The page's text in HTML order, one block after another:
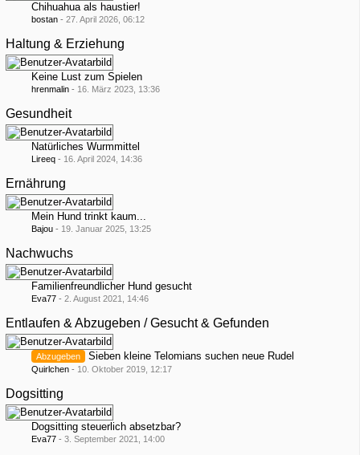
Chihuahua als haustier!
bostan - 27. April 2026, 06:12
Haltung & Erziehung
Keine Lust zum Spielen
hrenmalin - 16. März 2023, 13:36
Gesundheit
Natürliches Wurmmittel
Lireeq - 16. April 2024, 14:36
Ernährung
Mein Hund trinkt kaum...
Bajou - 19. Januar 2025, 13:25
Nachwuchs
Familienfreundlicher Hund gesucht
Eva77 - 2. August 2021, 14:46
Entlaufen & Abzugeben / Gesucht & Gefunden
Abzugeben Sieben kleine Telomians suchen neue Rudel
Quirlchen - 10. Oktober 2019, 12:17
Dogsitting
Dogsitting steuerlich absetzbar?
Eva77 - 3. September 2021, 14:00